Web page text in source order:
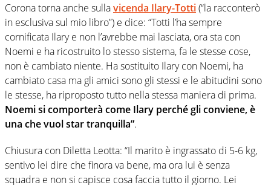
Corona torna anche sullavicenda Ilary-Totti(“la racconterò
in esclusiva sul mio libro”) e dice: “Totti l’ha sempre
cornificata Ilary e non l’avrebbe mai lasciata, ora sta con
Noemi e ha ricostruito lo stesso sistema, fa le stesse cose,
non è cambiato niente. Ha sostituito Ilary con Noemi, ha
cambiato casa ma gli amici sono gli stessi e le abitudini sono
le stesse, ha riproposto tutto nella stessa maniera di prima.
Noemi si comporterà come Ilary perché gli conviene, è
una che vuol star tranquilla”.
Chiusura con Diletta Leotta: “Il marito è ingrassato di 5-6 kg,
sentivo lei dire che finora va bene, ma ora lui è senza
squadra e non si capisce cosa faccia tutto il giorno. Lei